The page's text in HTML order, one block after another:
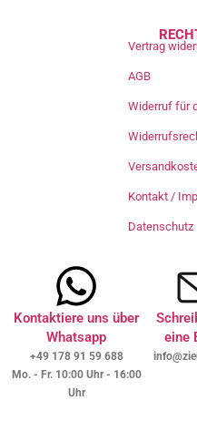
Vertrag
AGB
Widerruf für
Kontakt /
Datenschutz
Kontaktiere uns über
Whatsapp
+49 178 91 59 688
Mo. - Fr. 10:00 Uhr - 16:00
Uhr
eine